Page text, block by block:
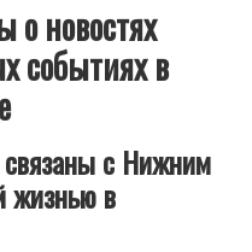
о новостях
событиях в
связаны с Нижним
жизнью в